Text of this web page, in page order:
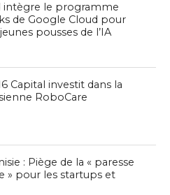
intègre le programme
de Google Cloud pour
pousses de l’IA
Capital investit dans la
RoboCare
: Piège de la « paresse
» pour les startups et